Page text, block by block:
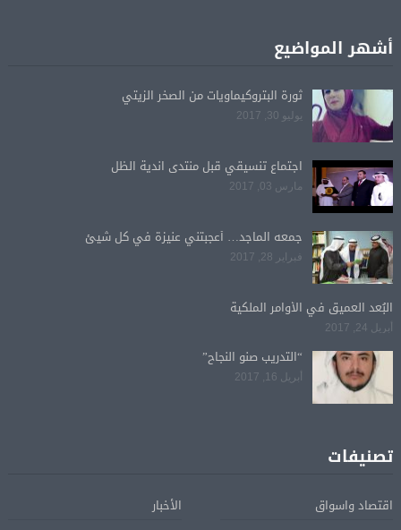
أشهر المواضيع
ثورة البتروكيماويات من الصخر الزيتي
يوليو 30, 2017
اجتماع تنسيقي قبل منتدى اندية الظل
مارس 03, 2017
جمعه الماجد… أعجبتني عنيزة في كل شيئ
فبراير 28, 2017
البُعد العميق في الأوامر الملكية
أبريل 24, 2017
“التدريب صنو النجاح”
أبريل 16, 2017
تصنيفات
اقتصاد واسواق
الأخبار